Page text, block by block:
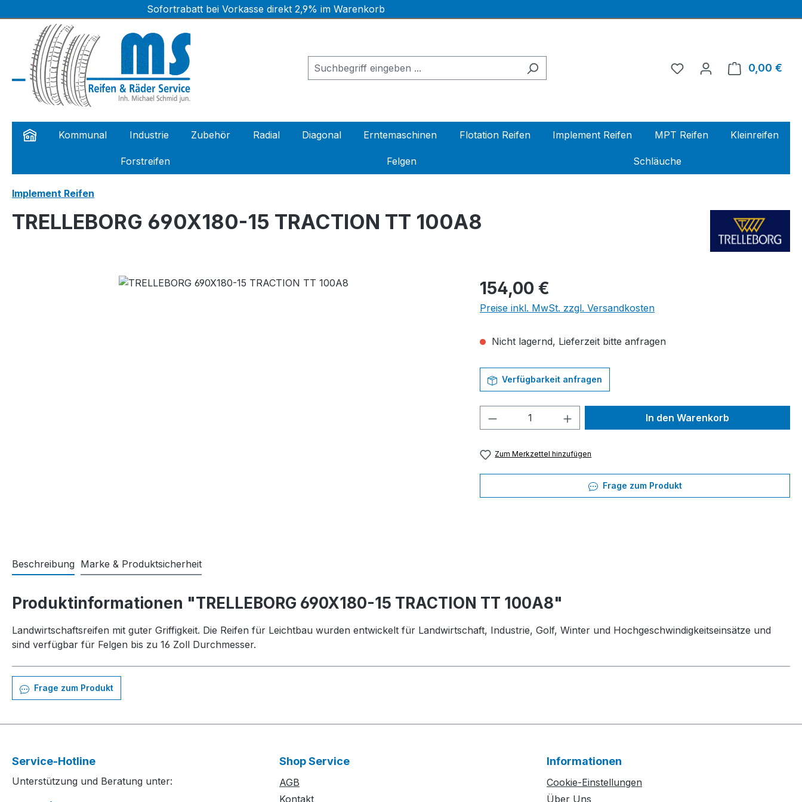
Zur Hauptnavigation springenSofortrabatt bei Vorkasse direkt 2,9% im Warenkorb
0,00 €
Kommunal Industrie Zubehör Radial Diagonal Erntemaschinen Flotation Reifen Implement Reifen MPT Reifen Kleinreifen
Forstreifen Felgen Schläuche
Implement Reifen
TRELLEBORG 690X180-15 TRACTION TT 100A8
Bildergalerie überspringen Regulärer Preis:
154,00 €
Preise inkl. MwSt. zzgl. Versandkosten
Nicht lagernd, Lieferzeit bitte anfragen
Verfügbarkeit anfragen
Produkt Anzahl: Gib den gewünschten Wert
In den Warenkorb
Zum Merkzettel hinzufügen
Frage zum Produkt
Beschreibung Marke & Produktsicherheit
Produktinformationen "TRELLEBORG 690X180-15 TRACTION TT 100A8"
Landwirtschaftsreifen mit guter Griffigkeit. Die Reifen für Leichtbau wurden entwickelt für Landwirtschaft, Industrie, Golf, Winter und Hochgeschwindigkeitseinsätze und
sind verfügbar für Felgen bis zu 16 Zoll Durchmesser.
Frage zum Produkt
Service-Hotline
Unterstützung und Beratung unter:
Shop Service
AGB
Kontakt
Informationen
Cookie-Einstellungen
Über Uns